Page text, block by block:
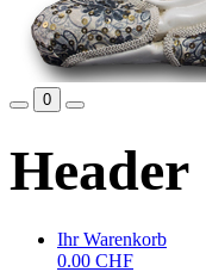
0
Header
Ihr Warenkorb
0.00 CHF